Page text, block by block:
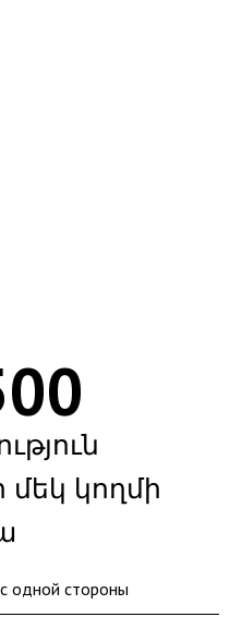
կողմի
одной стороны